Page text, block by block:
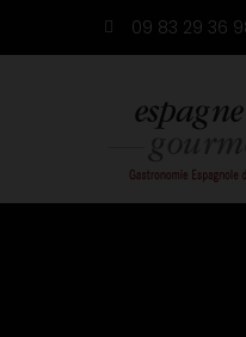
09 83 29 36